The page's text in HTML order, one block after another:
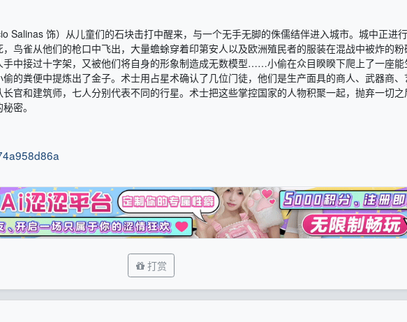
Salinas 饰）从儿童们的石块击打中醒来，与一个无手无脚的侏儒结伴进入城市。城中正进
鸟雀从他们的枪口中飞出，大量蟾蜍穿着印第安人以及欧洲殖民者的服装在混战中被炸的粉
手中接过十字架，又被他们将自身的形象制造成无数模型……小偷在众目睽睽下爬上了一座能
的粪便中提炼出了金子。术士用占星术确认了几位门徒，他们是生产面具的商人、武器商、
官和建筑师，七人分别代表不同的行星。术士把这些掌控国家的人物积聚一起，抛弃一切之
密。
打赏